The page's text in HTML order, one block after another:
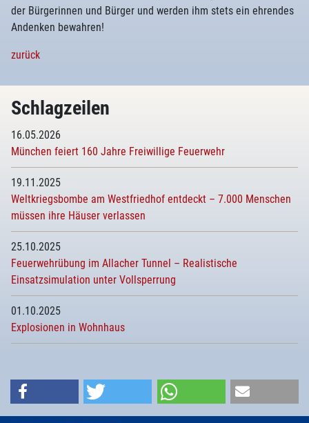
der Bürgerinnen und Bürger und werden ihm stets ein ehrendes
Andenken bewahren!
zurück
Schlagzeilen
16.05.2026
München feiert 160 Jahre Freiwillige Feuerwehr
19.11.2025
Weltkriegsbombe am Westfriedhof entdeckt – 7.000 Menschen
müssen ihre Häuser verlassen
25.10.2025
Feuerwehrübung im Allacher Tunnel – Realistische
Einsatzsimulation unter Vollsperrung
01.10.2025
Explosionen in Wohnhaus